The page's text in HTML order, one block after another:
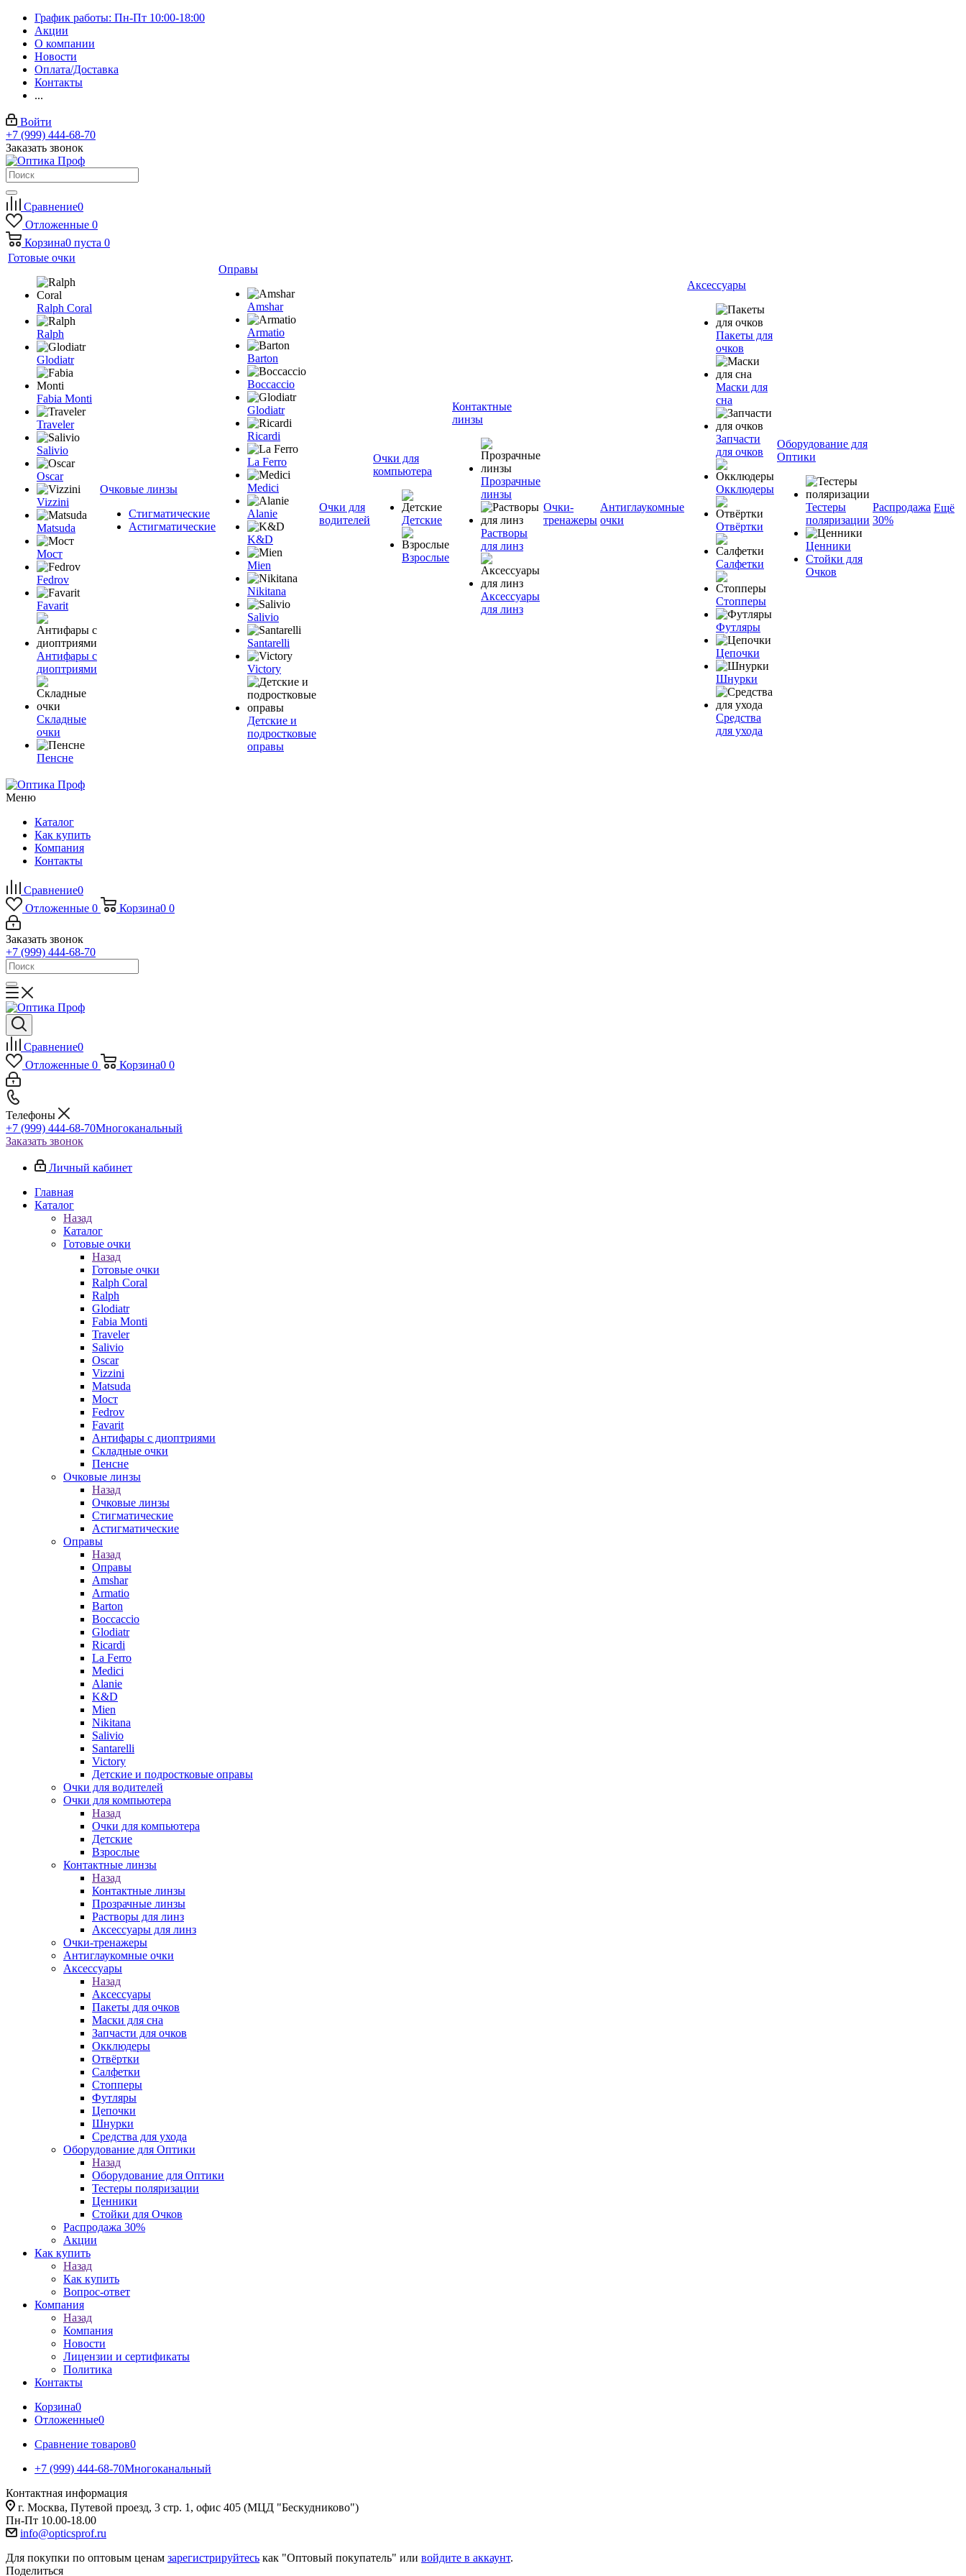
График работы: Пн-Пт 10:00-18:00
Акции
О компании
Новости
Оплата/Доставка
Контакты
...
Войти
+7 (999) 444-68-70
Заказать звонок
Сравнение0
Отложенные 0
Корзина0 пуста 0
Готовые очки
Ralph Coral
Ralph
Glodiatr
Fabia Monti
Traveler
Salivio
Oscar
Vizzini
Matsuda
Мост
Fedrov
Favarit
Антифары с
диоптриями
Складные
очки
Пенсне
Очковые линзы
Стигматические
Астигматические
Оправы
Amshar
Armatio
Barton
Boccaccio
Glodiatr
Ricardi
La Ferro
Medici
Alanie
K&D
Mien
Nikitana
Salivio
Santarelli
Victory
Детские и
подростковые
оправы
Очки для
водителей
Очки для
компьютера
Детские
Взрослые
Контактные
линзы
Прозрачные
линзы
Растворы
для линз
Аксессуары
для линз
Очки-
тренажеры
Антиглаукомные
очки
Аксессуары
Пакеты для
очков
Маски для
сна
Запчасти
для очков
Окклюдеры
Отвёртки
Салфетки
Стопперы
Футляры
Цепочки
Шнурки
Средства
для ухода
Оборудование для
Оптики
Тестеры
поляризации
Ценники
Стойки для
Очков
Распродажа
30%
Ещё
Меню
Каталог
Как купить
Компания
Контакты
Сравнение0
Отложенные 0 Корзина0 0
Заказать звонок
+7 (999) 444-68-70
Сравнение0
Отложенные 0 Корзина0 0
Телефоны
+7 (999) 444-68-70Многоканальный
Заказать звонок
Личный кабинет
Главная
Каталог
Назад
Каталог
Готовые очки
Назад
Готовые очки
Ralph Coral
Ralph
Glodiatr
Fabia Monti
Traveler
Salivio
Oscar
Vizzini
Matsuda
Мост
Fedrov
Favarit
Антифары с диоптриями
Складные очки
Пенсне
Очковые линзы
Назад
Очковые линзы
Стигматические
Астигматические
Оправы
Назад
Оправы
Amshar
Armatio
Barton
Boccaccio
Glodiatr
Ricardi
La Ferro
Medici
Alanie
K&D
Mien
Nikitana
Salivio
Santarelli
Victory
Детские и подростковые оправы
Очки для водителей
Очки для компьютера
Назад
Очки для компьютера
Детские
Взрослые
Контактные линзы
Назад
Контактные линзы
Прозрачные линзы
Растворы для линз
Аксессуары для линз
Очки-тренажеры
Антиглаукомные очки
Аксессуары
Назад
Аксессуары
Пакеты для очков
Маски для сна
Запчасти для очков
Окклюдеры
Отвёртки
Салфетки
Стопперы
Футляры
Цепочки
Шнурки
Средства для ухода
Оборудование для Оптики
Назад
Оборудование для Оптики
Тестеры поляризации
Ценники
Стойки для Очков
Распродажа 30%
Акции
Как купить
Назад
Как купить
Вопрос-ответ
Компания
Назад
Компания
Новости
Лицензии и сертификаты
Политика
Контакты
Корзина0
Отложенные0
Сравнение товаров0
+7 (999) 444-68-70Многоканальный
Контактная информация
г. Москва, Путевой проезд, 3 стр. 1, офис 405 (МЦД "Бескудниково")
Пн-Пт 10.00-18.00
info@opticsprof.ru
Для покупки по оптовым ценам зарегистрируйтесь как "Оптовый покупатель" или войдите в аккаунт.
Поделиться